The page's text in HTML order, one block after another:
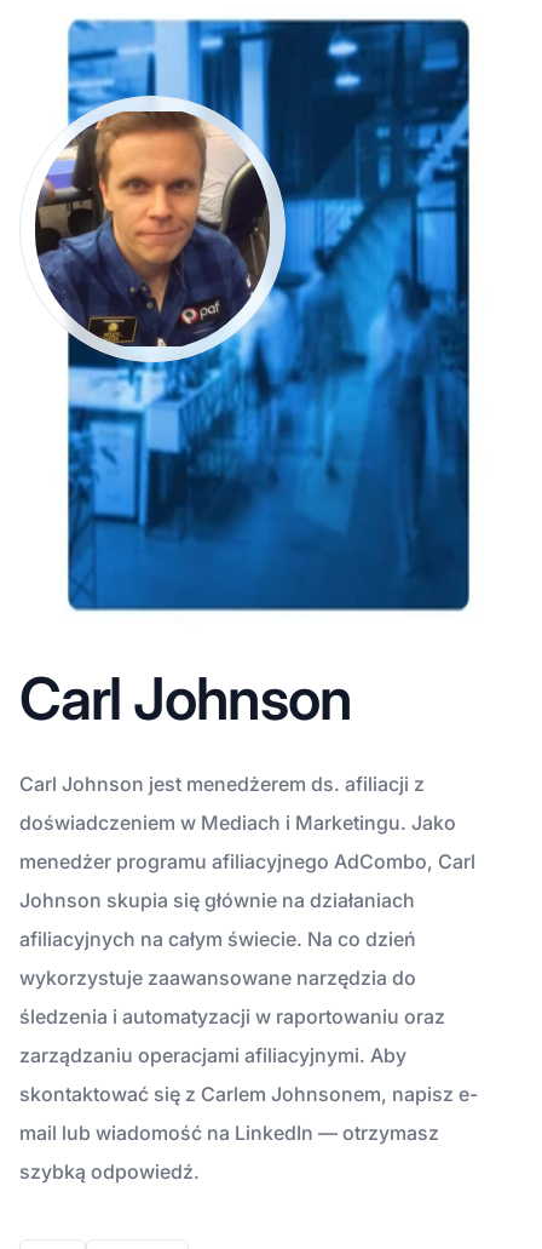
Carl Johnson
Carl Johnson jest menedżerem ds. afiliacji z
doświadczeniem w Mediach i Marketingu. Jako
menedżer programu afiliacyjnego AdCombo, Carl
Johnson skupia się głównie na działaniach
afiliacyjnych na całym świecie. Na co dzień
wykorzystuje zaawansowane narzędzia do
śledzenia i automatyzacji w raportowaniu oraz
zarządzaniu operacjami afiliacyjnymi. Aby
skontaktować się z Carlem Johnsonem, napisz e-
mail lub wiadomość na LinkedIn — otrzymasz
szybką odpowiedź.